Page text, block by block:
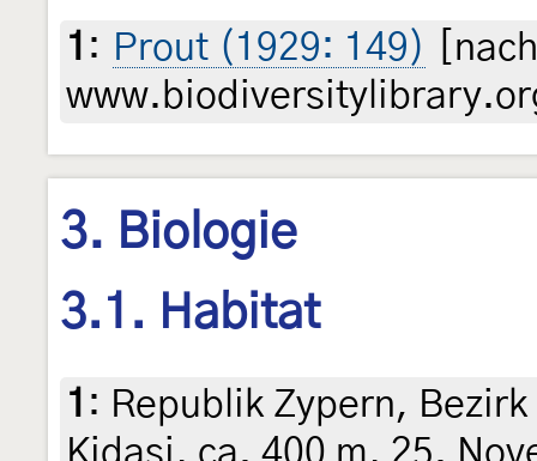
1 : Prout (1929: 149)
3. Biologie
3.1. Habitat
1 : Republik Zypern,
Kidasi, ca. 400 m, 25.